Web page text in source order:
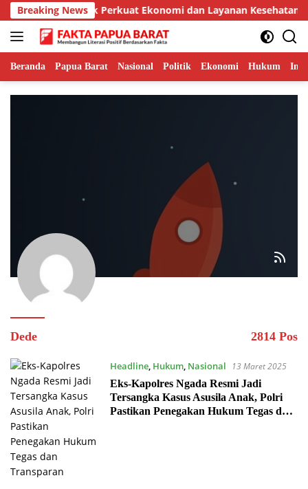
Langsung
ke
konten
Breaking News
Serui untuk Perkuat Ekonomi dan Layanan Kesehatan
Beranda Papua Barat Nasional Politik Ekonomi Hukum
Dede 2814 Pos
Headline, Hukum, Nasional
13 Maret 2025
Eks-Kapolres Ngada Resmi Jadi
Tersangka Kasus Asusila Anak, Polri
Pastikan Penegakan Hukum Tegas dan